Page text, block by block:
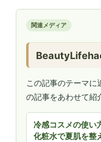
関連メディア
この記事のテーマに
の記事をあわせて紹
冷感コスメの使い
化粧水で夏肌を整